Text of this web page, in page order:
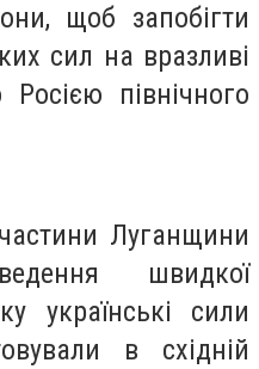
щоб запобігти
сил на вразливі
північного
Луганщини
швидкої
українські сили
в східній